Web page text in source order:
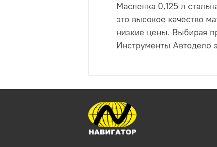
Масленка 0,125 л
это высокое качество
низкие цены. Выбирая
Инструменты Автодело